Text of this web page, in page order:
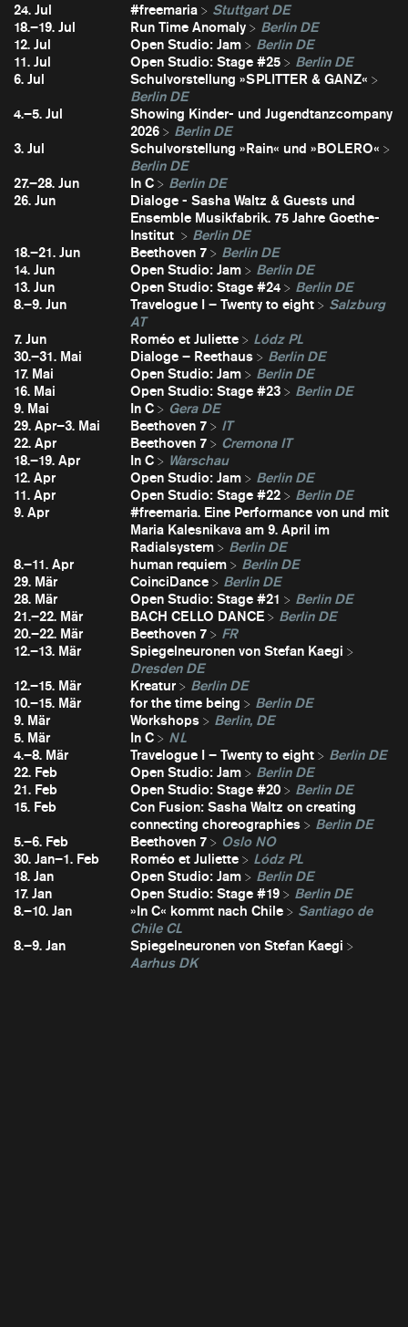
24. Jul #freemaria
Stuttgart DE
18.–19. Jul
Run Time Anomaly
Berlin DE
12. Jul
Open Studio: Jam
Berlin DE
11. Jul
Open Studio: Stage #25
Berlin DE
6. Jul
Schulvorstellung »SPLITTER & GANZ«
Berlin DE
4.–5. Jul
Showing Kinder- und Jugendtanzcompany
2026
Berlin DE
3. Jul
Schulvorstellung »Rain« und »BOLERO«
Berlin DE
27.–28. Jun
In C
Berlin DE
26. Jun
Dialoge - Sasha Waltz & Guests und
Ensemble Musikfabrik. 75 Jahre Goethe-
Institut
Berlin DE
18.–21. Jun
Beethoven 7
Berlin DE
14. Jun
Open Studio: Jam
Berlin DE
13. Jun
Open Studio: Stage #24
Berlin DE
8.–9. Jun
Travelogue I – Twenty to eight
Salzburg
AT
7. Jun
Roméo et Juliette
Lódz PL
30.–31. Mai
Dialoge – Reethaus
Berlin DE
17. Mai
Open Studio: Jam
Berlin DE
16. Mai
Open Studio: Stage #23
Berlin DE
9. Mai
In C
Gera DE
29. Apr–3. Mai
Beethoven 7
IT
22. Apr
Beethoven 7
Cremona IT
18.–19. Apr
In C
Warschau
12. Apr
Open Studio: Jam
Berlin DE
11. Apr
Open Studio: Stage #22
Berlin DE
9. Apr
#freemaria. Eine Performance von und mit
Maria Kalesnikava am 9. April im
Radialsystem
Berlin DE
8.–11. Apr
human requiem
Berlin DE
29. Mär
CoinciDance
Berlin DE
28. Mär
Open Studio: Stage #21
Berlin DE
21.–22. Mär
BACH CELLO DANCE
Berlin DE
20.–22. Mär
Beethoven 7
FR
12.–13. Mär
Spiegelneuronen von Stefan Kaegi
Dresden DE
12.–15. Mär
Kreatur
Berlin DE
10.–15. Mär
for the time being
Berlin DE
9. Mär
Workshops
Berlin, DE
5. Mär
In C
NL
4.–8. Mär
Travelogue I – Twenty to eight
Berlin DE
22. Feb
Open Studio: Jam
Berlin DE
21. Feb
Open Studio: Stage #20
Berlin DE
15. Feb
Con Fusion: Sasha Waltz on creating
connecting choreographies
Berlin DE
5.–6. Feb
Beethoven 7
Oslo NO
30. Jan–1. Feb
Roméo et Juliette
Lódz PL
18. Jan
Open Studio: Jam
Berlin DE
17. Jan
Open Studio: Stage #19
Berlin DE
8.–10. Jan
»In C« kommt nach Chile
Santiago de
Chile CL
8.–9. Jan
Spiegelneuronen von Stefan Kaegi
Aarhus DK